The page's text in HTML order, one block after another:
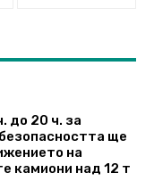
до 20 ч. за
ще
на
камиони над 12 т